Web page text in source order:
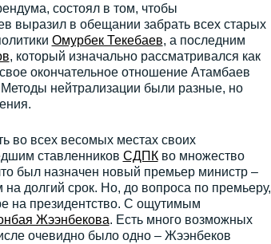
состоял в том, чтобы
выразил в обещании забрать всех старых
Омурбек Текебаев, а последним
, который изначально рассматривался как
окончательное отношение Атамбаев
нейтрализации были разные, но
во всех весомых местах своих
ставленников СДПКво множество
был назначен новый премьер министр –
долгий срок. Но, до вопроса по премьеру,
на президентство. С ощутимым
Жээнбекова. Есть много возможных
очевидно было одно – Жээнбеков